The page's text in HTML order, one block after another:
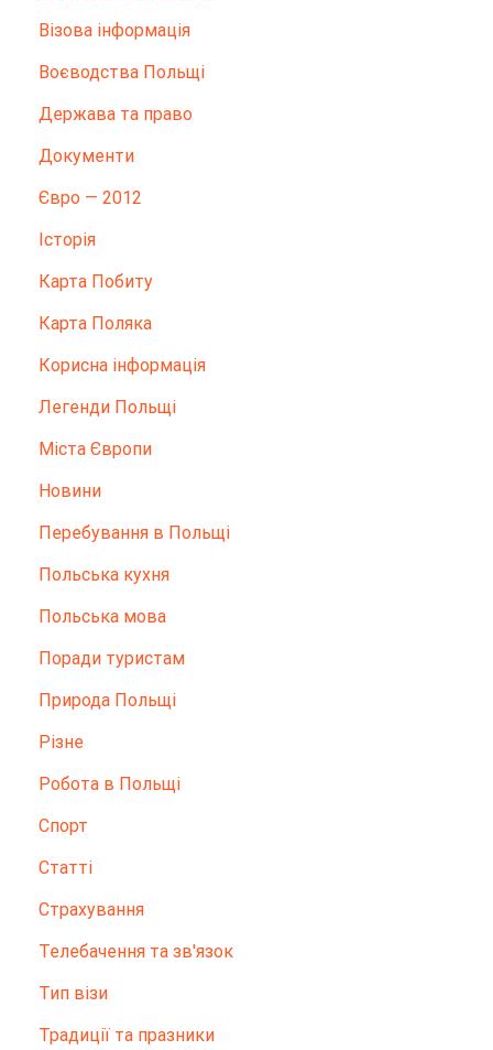
Візова інформація
Воєводства Польщі
Держава та право
Документи
Євро — 2012
Історія
Карта Побиту
Карта Поляка
Корисна інформація
Легенди Польщі
Міста Європи
Новини
Перебування в Польщі
Польська кухня
Польська мова
Поради туристам
Природа Польщі
Різне
Робота в Польщі
Спорт
Статті
Страхування
Телебачення та зв'язок
Тип візи
Традиції та празники